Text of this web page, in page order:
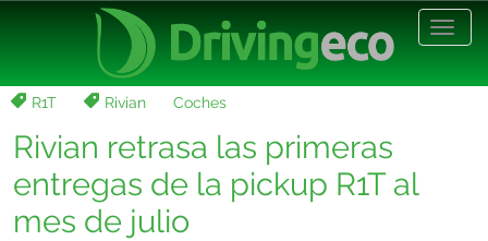
R1T Rivian Coches
Rivian retrasa las primeras
entregas de la pickup R1T al
mes de julio